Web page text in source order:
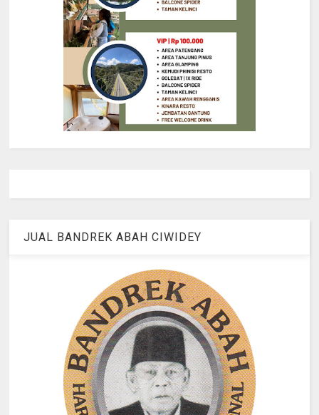
JUAL BANDREK ABAH CIWIDEY